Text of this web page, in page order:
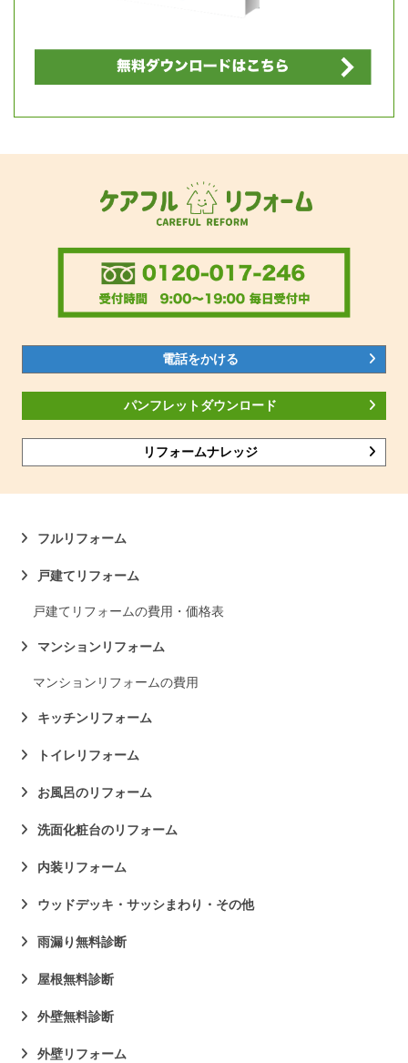
電話をかける
パンフレットダウンロード
リフォームナレッジ
フルリフォーム
戸建てリフォーム
戸建てリフォームの費用・価格表
マンションリフォーム
マンションリフォームの費用
キッチンリフォーム
トイレリフォーム
お風呂のリフォーム
洗面化粧台のリフォーム
内装リフォーム
ウッドデッキ・サッシまわり・その他
雨漏り無料診断
屋根無料診断
外壁無料診断
外壁リフォーム